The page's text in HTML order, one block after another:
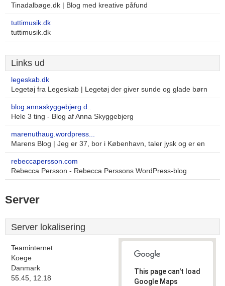
Tinadalbøge.dk | Blog med kreative påfund
tuttimusik.dk
tuttimusik.dk
Links ud
legeskab.dk
Legetøj fra Legeskab | Legetøj der giver sunde og glade børn
blog.annaskyggebjerg.d..
Hele 3 ting - Blog af Anna Skyggebjerg
marenuthaug.wordpress...
Marens Blog | Jeg er 37, bor i København, taler jysk og er en
rebeccapersson.com
Rebecca Persson - Rebecca Perssons WordPress-blog
Server
Server lokalisering
Teaminternet
Koege
Danmark
55.45, 12.18
This page can't load
Google Maps